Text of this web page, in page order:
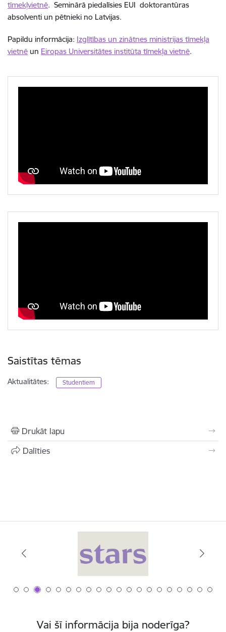
tīmekļvietnē. Seminārā piedalīsies EUI doktorantūras
absolventi un pētnieki no Latvijas.
Papildu informācija: Izglītības un zinātnes ministrijas tīmekļa
vietnē un Eiropas Universitātes institūta tīmekļa vietnē.
Saistītas tēmas
Aktualitātes: Studentiem
Drukāt lapu
Dalīties
Vai šī informācija bija noderīga?